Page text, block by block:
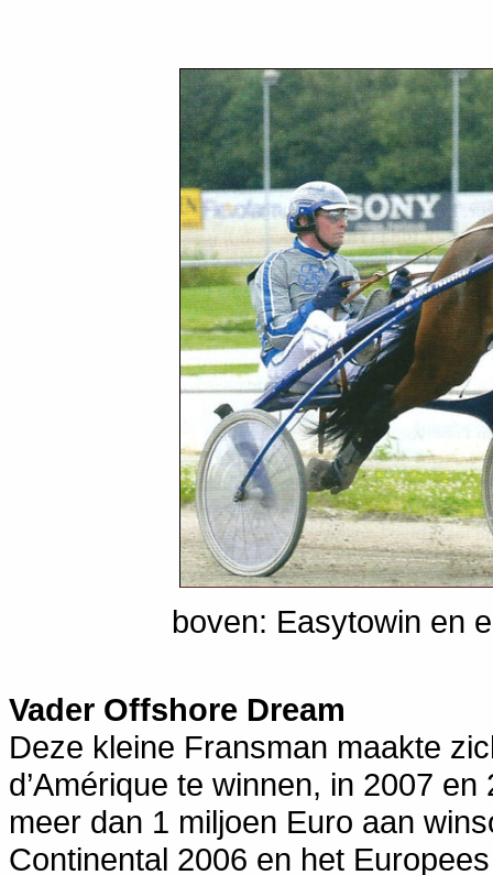
boven: Easytowin en
Vader Offshore Dream
Deze kleine Fransman maakte
d’Amérique te winnen, in 2007
meer dan 1 miljoen Euro aan
Continental 2006 en het